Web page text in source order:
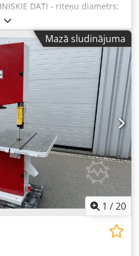
DATI - riteņu diametrs:
mm - galda slīpuma
zāģēšanas
izspraude: 580 mm -
mm - 2 apgriezienu ātrumi -
augstums):
kg PRIEKŠROCĪBAS – ražots
ļoti labā stāvoklī – lietots zāģis
2 020 EUR Neto cena
kursa (būtisku kursa svārstību
Mazā sludinājuma
1 /20